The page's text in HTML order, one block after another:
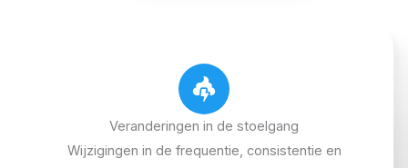
Veranderingen in de stoelgang
Wijzigingen in de frequentie, consistentie en